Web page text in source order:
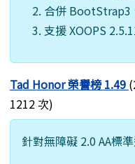
合併 BootStrap3
支援 XOOPS
Tad Honor 榮譽榜 1.49
1212 次)
針對無障礙 2.0 AA標